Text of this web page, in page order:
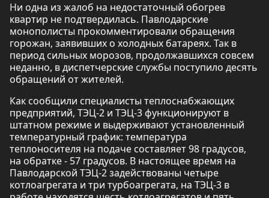
Ни одна из жалоб на недостаточный обогрев
квартир не подтвердилась. Павлодарские
монополисты прокомментировали обращения
горожан, заявивших о холодных батареях. Так в
период сильных морозов, продолжавшихся совсем
неданно, в диспетчерские службы поступило десять
обращений от жителей.
Как сообщили специалисты теплоснабжающих
предприятий, ТЭЦ-2 и ТЭЦ-3 функционируют в
штатном режиме и выдерживают установленный
температурный график: температура
теплоносителя на подаче составляет 98 градусов,
на обратке - 57 градусов. В настоящее время на
Павлодарской ТЭЦ-2 задействованы четыре
котлоагрегата и три турбоагрегата, на ТЭЦ-3 в